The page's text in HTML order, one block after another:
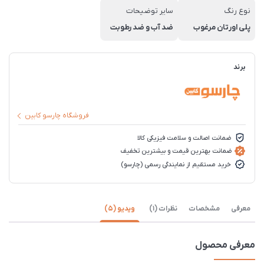
نوع رنگ
پلی اورتان مرغوب
سایر توضیحات
ضد آب و ضد رطوبت
برند
فروشگاه چارسو کابین
ضمانت اصالت و سلامت فیزیکی کالا
ضمانت بهترین قیمت و بیشترین تخفیف
خرید مستقیم از نمایندگی رسمی (چارسو)
معرفی مشخصات نظرات (1) ویدیو (5)
معرفی محصول